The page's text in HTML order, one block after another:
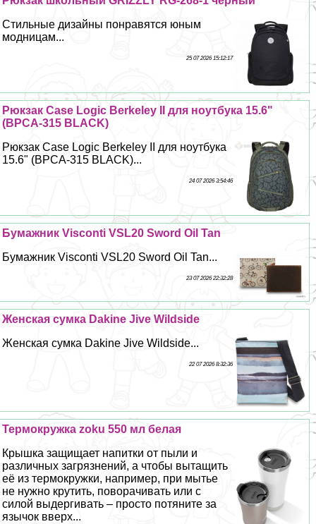
Стильные дизайны понравятся юным
модницам...
25 07 2026 15:12:17
Рюкзак Case Logic Berkeley II для ноутбука 15.6"
(BPCA-315 BLACK)
Рюкзак Case Logic Berkeley II для ноутбука
15.6" (BPCA-315 BLACK)...
24 07 2026 3:54:46
Бумажник Visconti VSL20 Sword Oil Tan
Бумажник Visconti VSL20 Sword Oil Tan...
23 07 2026 22:32:28
Женская сумка Dakine Jive Wildside
Женская сумка Dakine Jive Wildside...
22 07 2026 8:32:36
Термокружка zoku 550 мл белая
Крышка защищает напитки от пыли и
различных загрязнений, а чтобы вытащить
её из термокружки, например, при мытье
не нужно крутить, поворачивать или с
силой выдергивать – просто потяните за
язычок вверх...